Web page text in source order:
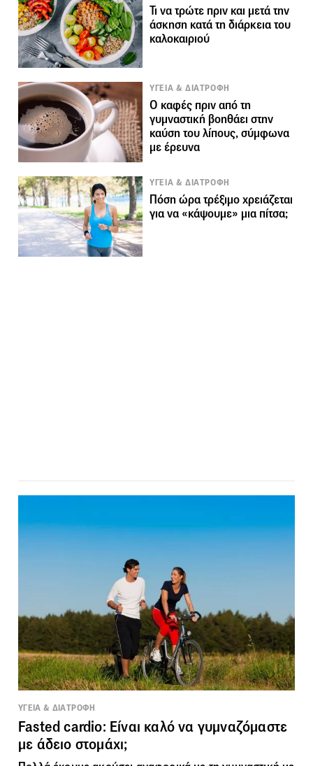
Τι να τρώτε πριν και μετά την
άσκηση κατά τη διάρκεια του
καλοκαιριού
ΥΓΕΙΑ & ΔΙΑΤΡΟΦΗ
Ο καφές πριν από τη
γυμναστική βοηθάει στην
καύση του λίπους, σύμφωνα
με έρευνα
ΥΓΕΙΑ & ΔΙΑΤΡΟΦΗ
Πόση ώρα τρέξιμο χρειάζεται
για να «κάψουμε» μια πίτσα;
ΥΓΕΙΑ & ΔΙΑΤΡΟΦΗ
Fasted cardio: Είναι καλό να γυμναζόμαστε
με άδειο στομάχι;